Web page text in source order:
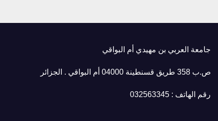
جامعة العربي بن مهيدي أم البواقي
ص.ب 358 طريق قسنطينة 04000 أم البواقي . الجزائر
رقم الهاتف : 032563345